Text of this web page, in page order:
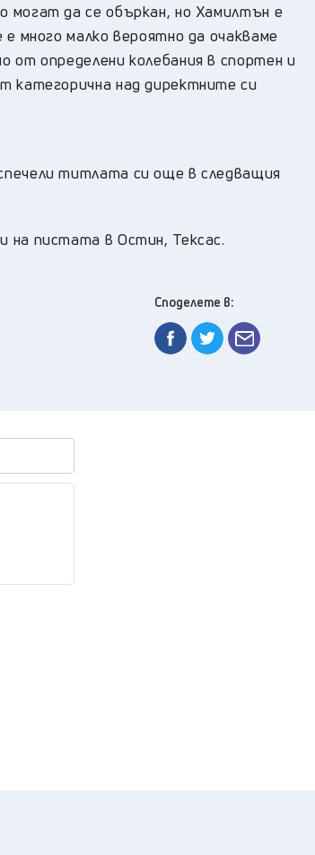
могат да се объркан, но Хамилтън е
много малко вероятно да очакваме
определени колебания в спортен и
категорична над директните си
титлата си още в следващия
на пистата в Остин, Тексас.
Споделете в: